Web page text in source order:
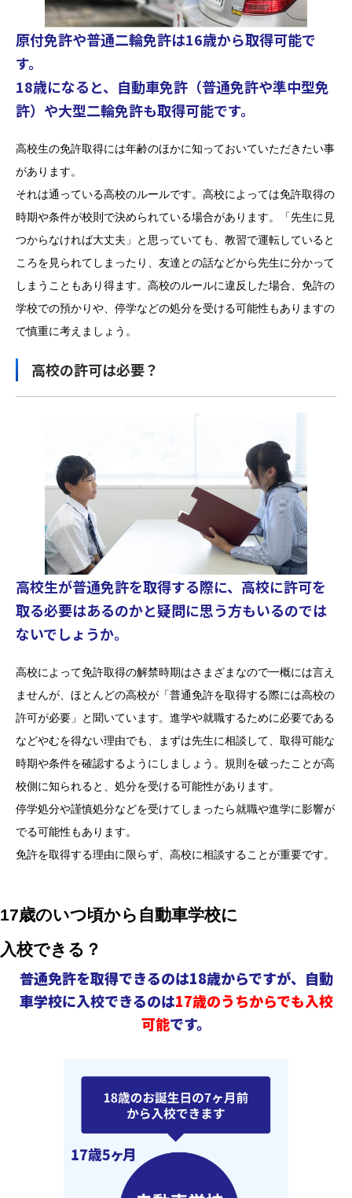
原付免許や普通二輪免許は16歳から取得可能で
す。
18歳になると、自動車免許（普通免許や準中型免
許）や大型二輪免許も取得可能です。
高校生の免許取得には年齢のほかに知っておいていただきたい事
があります。
それは通っている高校のルールです。高校によっては免許取得の
時期や条件が校則で決められている場合があります。「先生に見
つからなければ大丈夫」と思っていても、教習で運転していると
ころを見られてしまったり、友達との話などから先生に分かって
しまうこともあり得ます。高校のルールに違反した場合、免許の
学校での預かりや、停学などの処分を受ける可能性もありますの
で慎重に考えましょう。
高校の許可は必要？
高校生が普通免許を取得する際に、高校に許可を
取る必要はあるのかと疑問に思う方もいるのでは
ないでしょうか。
高校によって免許取得の解禁時期はさまざまなので一概には言え
ませんが、ほとんどの高校が「普通免許を取得する際には高校の
許可が必要」と聞いています。 進学や就職するために必要である
などやむを得ない理由でも、まずは先生に相談して、取得可能な
時期や条件を確認するようにしましょう。 規則を破ったことが高
校側に知られると、処分を受ける可能性があります。
停学処分や謹慎処分などを受けてしまったら就職や進学に影響が
でる可能性もあります。
免許を取得する理由に限らず、高校に相談することが重要です。
17歳のいつ頃から自動車学校に
入校できる？
普通免許を取得できるのは18歳からですが、 自動
車学校に入校できるのは17歳のうちからでも入校
可能です。